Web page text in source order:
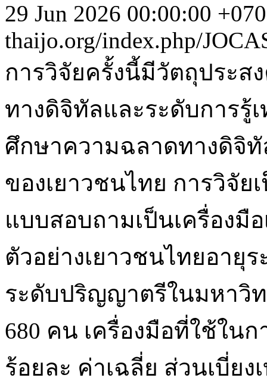
29 Jun 2026 00:00:00
thaijo.org/index.php/
การวิจัยครั้งนี้มีวัตถุประส
ทางดิจิทัลและระดับการรู้
ศึกษาความฉลาดทางดิจิ
ของเยาวชนไทย การวิจั
แบบสอบถามเป็นเครื่องมื
ตัวอย่างเยาวชนไทยอายุ
ระดับปริญญาตรีในมหาวิ
680 คน เครื่องมือที่ใช้ใน
ร้อยละ ค่าเฉลี่ย ส่วนเบี่ย